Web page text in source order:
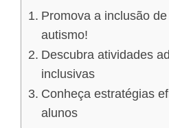
Promova a inclusão
autismo!
Descubra atividades
inclusivas
Conheça estratégias
alunos